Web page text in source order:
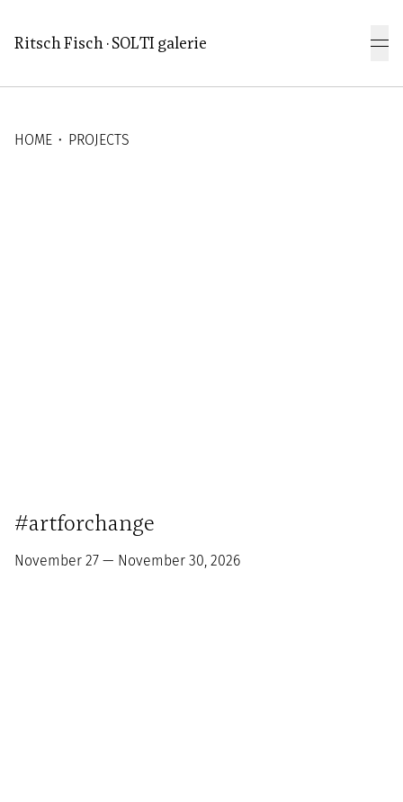
Ritsch Fisch · SOLTI galerie
HOME ⬝ PROJECTS
#artforchange
November 27 — November 30, 2026